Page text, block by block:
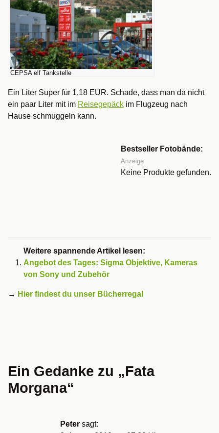
CEPSA elf Tankstelle
Ein Liter Super für 1,18 EUR. Schade, dass man da nicht
ein paar Liter mit im Reisegepäck im Flugzeug nach
Hause schmuggeln kann.
Bestseller Fotobände:
Anzeige
Keine Produkte gefunden.
Weitere spannende Artikel lesen:
Angebot des Tages: Sigma Objektive, Kameras
von Sony und Zubehör
→ Hier findest du unser Bücherregal
Ein Gedanke zu „Fata
Morgana“
Peter sagt: